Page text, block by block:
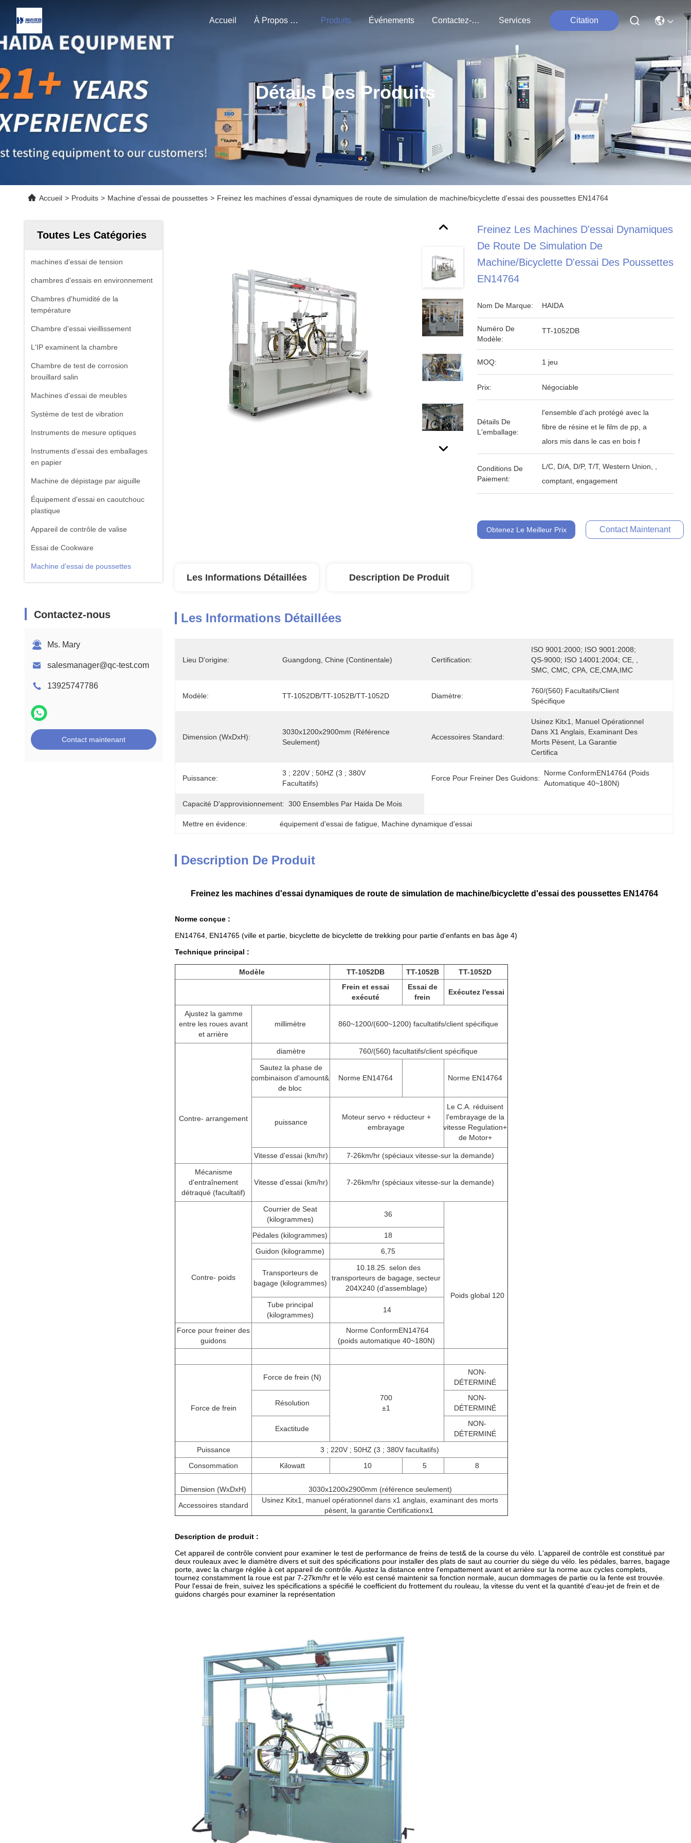
Accueil À Propos De Nous Produits Événements Contactez-Nous Services Citation
Détails Des Produits
Accueil > Produits > Machine d'essai de poussettes > Freinez les machines d'essai dynamiques de route de simulation de machine/bicyclette d'essai des poussettes EN14764
Toutes Les Catégories
machines d'essai de tension
chambres d'essais en environnement
Chambres d'humidité de la
température
Chambre d'essai vieillissement
L'IP examinent la chambre
Chambre de test de corrosion
brouillard salin
Machines d'essai de meubles
Système de test de vibration
Instruments de mesure optiques
Instruments d'essai des emballages
en papier
Machine de dépistage par aiguille
Équipement d'essai en caoutchouc
plastique
Appareil de contrôle de valise
Essai de Cookware
Machine d'essai de poussettes
équipement d'essai de textile
Machine d'analyse chimique
Contactez-nous
Ms. Mary
salesmanager@qc-test.com
13925747786
Contact maintenant
Freinez Les Machines D'essai Dynamiques
De Route De Simulation De
Machine/bicyclette D'essai Des Poussettes
EN14764
Nom De Marque: HAIDA
Numéro De
Modèle:
TT-1052DB
MOQ: 1 jeu
Prix: Négociable
Détails De
L'emballage:
l'ensemble d'ach protégé avec la
fibre de résine et le film de pp, a
alors mis dans le cas en bois f
Conditions De
Paiement:
L/C, D/A, D/P, T/T, Western Union, ,
comptant, engagement
Obtenez Le Meilleur Prix Contact Maintenant
Les Informations Détaillées Description De Produit
Les Informations Détaillées
Lieu D'origine: Guangdong, Chine (continentale) Certification:
ISO 9001:2000; ISO 9001:2008;
QS-9000; ISO 14001:2004; CE, ,
SMC, CMC, CPA, CE,CMA,IMC
Modèle: TT-1052DB/TT-1052B/TT-1052D Diamètre:
760/(560) Facultatifs/client
Spécifique
Dimension (WxDxH):
3030x1200x2900mm (référence
Seulement)
Accessoires Standard:
Usinez Kitx1, Manuel Opérationnel
Dans X1 Anglais, Examinant Des
Morts Pèsent, La Garantie
Certifica
Puissance:
3 ; 220V ; 50HZ (3 ; 380V
Facultatifs)
Force Pour Freiner Des Guidons:
Norme ConformEN14764 (poids
Automatique 40~180N)
Capacité D'approvisionnement: 300 Ensembles Par Haida De Mois
Mettre en évidence: équipement d'essai de fatigue, Machine dynamique d'essai
Description De Produit
Freinez les machines d'essai dynamiques de route de simulation de machine/bicyclette d'essai des poussettes EN14764
Norme conçue :
EN14764, EN14765 (ville et partie, bicyclette de bicyclette de trekking pour partie d'enfants en bas âge 4)
Technique principal :
Modèle TT-1052DB TT-1052B
TT-1052D
Frein et essai
exécuté
Essai de
frein
Exécutez l'essai
Ajustez la gamme
entre les roues avant
et arrière
millimètre 860~1200/(600~1200) facultatifs/client spécifique
Contre- arrangement
diamètre
760/(560) facultatifs/client spécifique
Sautez la phase de
combinaison d'amount&
de bloc
Norme EN14764 Norme EN14764
puissance
Moteur servo + réducteur +
embrayage
Le C.A. réduisent
l'embrayage de la
vitesse Regulation+
de Motor+
Vitesse d'essai (km/hr)
7-26km/hr (spéciaux vitesse-sur la demande)
Mécanisme
d'entraînement
détraqué (facultatif)
Vitesse d'essai (km/hr) 7-26km/hr (spéciaux vitesse-sur la demande)
Contre- poids
Courrier de Seat
(kilogrammes)
36
Poids global 120
Pédales (kilogrammes)
18
Guidon (kilogramme)
6,75
Transporteurs de
bagage (kilogrammes)
10.18.25. selon des
transporteurs de bagage, secteur
204X240 (d'assemblage)
Tube principal
(kilogrammes)
14
Force pour freiner des
guidons
Norme ConformEN14764
(poids automatique 40~180N)
Force de frein
Force de frein (N)
700
±1
NON-
DÉTERMINÉ
Résolution
NON-
DÉTERMINÉ
Exactitude
NON-
DÉTERMINÉ
Puissance
3 ; 220V ; 50HZ (3 ; 380V facultatifs)
Consommation
Kilowatt 10 5 8
Dimension (WxDxH)
3030x1200x2900mm (référence seulement)
Accessoires standard
Usinez Kitx1, manuel opérationnel dans x1 anglais, examinant des morts
pèsent, la garantie Certificationx1
Description de produit :
Cet appareil de contrôle convient pour examiner le test de performance de freins de test& de la course du vélo. L'appareil de contrôle est constitué par
deux rouleaux avec le diamètre divers et suit des spécifications pour installer des plats de saut au courrier du siège du vélo. les pédales, barres, bagage
porte, avec la charge réglée à cet appareil de contrôle. Ajustez la distance entre l'empattement avant et arrière sur la norme aux cycles complets,
tournez constamment la roue est par 7-27km/hr et le vélo est censé maintenir sa fonction normale, aucun dommages de partie ou la fente est trouvée.
Pour l'essai de frein, suivez les spécifications a spécifié le coefficient du frottement du rouleau, la vitesse du vent et la quantité d'eau-jet de frein et de
guidons chargés pour examiner la représentation